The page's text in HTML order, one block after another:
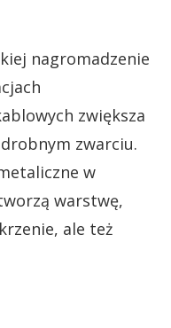
nagromadzenie
zwiększa
zwarciu.
w
warstwę,
ale też